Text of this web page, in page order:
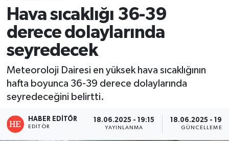
Hava sıcaklığı 36-39
derece dolaylarında
seyredecek
Meteoroloji Dairesi en yüksek hava sıcaklığının
hafta boyunca 36-39 derece dolaylarında
seyredeceğini belirtti.
HABER EDITÖR
EDITÖR
18.06.2025 - 19:15
YAYINLANMA
18.06.2025 -
GÜNCELLEME
Tüm Manşetler
Son Dakika Haberleri
Haber Arşivi